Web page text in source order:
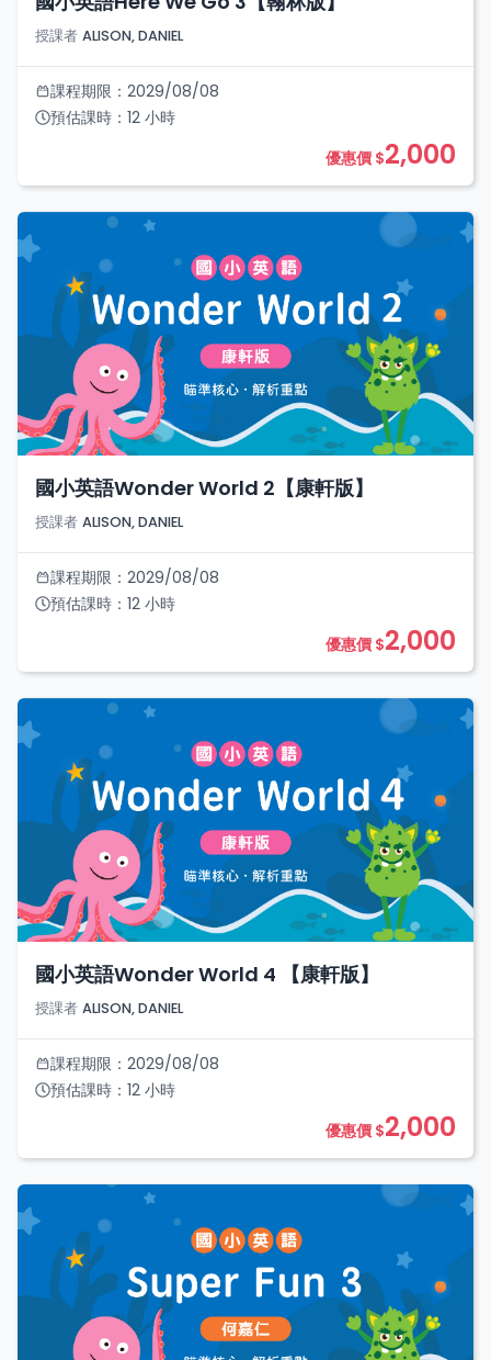
授課者 ALISON, DANIEL
課程期限： 2029/08/08
預估課時： 12 小時
優惠價 $2,000
國小英語Wonder World 2【康軒版】
授課者 ALISON, DANIEL
課程期限： 2029/08/08
預估課時： 12 小時
優惠價 $2,000
國小英語Wonder World 4 【康軒版】
授課者 ALISON, DANIEL
課程期限： 2029/08/08
預估課時： 12 小時
優惠價 $2,000